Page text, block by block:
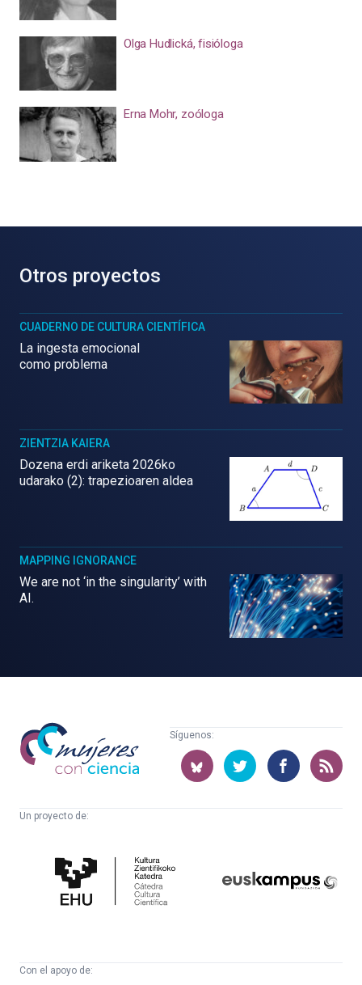
Olga Hudlická, fisióloga
Erna Mohr, zoóloga
Otros proyectos
CUADERNO DE CULTURA CIENTÍFICA
La ingesta emocional
como problema
ZIENTZIA KAIERA
Dozena erdi ariketa 2026ko
udarako (2): trapezioaren aldea
MAPPING IGNORANCE
We are not ‘in the singularity’ with
AI.
Mujeres
con
ciencia
Síguenos:
Un proyecto de:
Cultura
Científica
Con el apoyo de: